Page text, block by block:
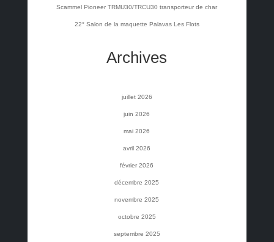
Scammel Pioneer TRMU30/TRCU30 transporteur de char
22° Salon de la maquette Palavas Les Flots
Archives
juillet 2026
juin 2026
mai 2026
avril 2026
février 2026
décembre 2025
novembre 2025
octobre 2025
septembre 2025